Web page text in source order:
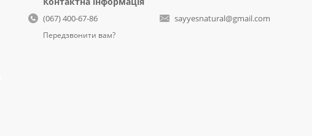
(067) 400-67-86
Передзвонити вам?
sayyesnatural@gmail.com